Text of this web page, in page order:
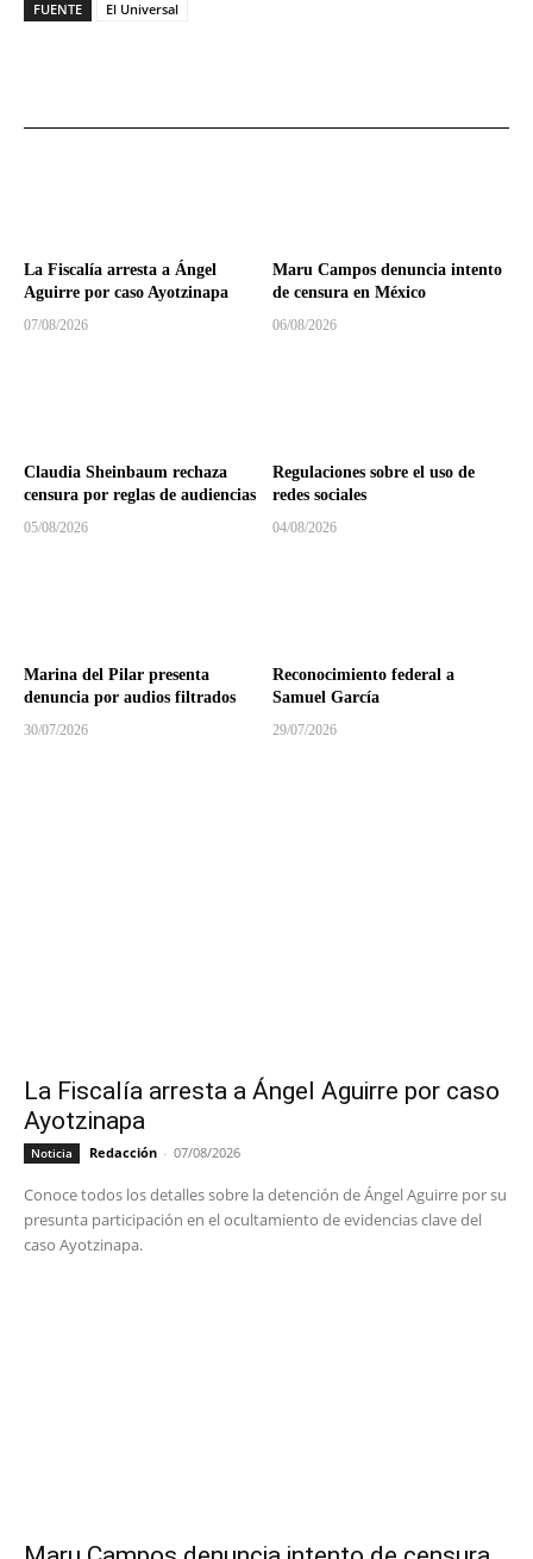
FUENTE El Universal
La Fiscalía arresta a Ángel
Aguirre por caso Ayotzinapa
07/08/2026
Maru Campos denuncia intento
de censura en México
06/08/2026
Claudia Sheinbaum rechaza
censura por reglas de audiencias
05/08/2026
Regulaciones sobre el uso de
redes sociales
04/08/2026
Marina del Pilar presenta
denuncia por audios filtrados
30/07/2026
Reconocimiento federal a
Samuel García
29/07/2026
La Fiscalía arresta a Ángel Aguirre por caso
Ayotzinapa
Noticia Redacción - 07/08/2026
Conoce todos los detalles sobre la detención de Ángel Aguirre por su
presunta participación en el ocultamiento de evidencias clave del
caso Ayotzinapa.